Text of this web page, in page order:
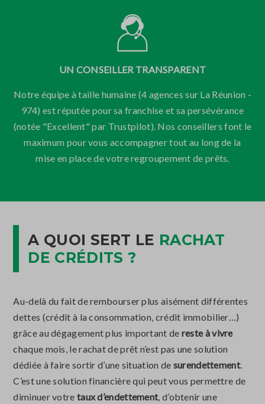
UN CONSEILLER TRANSPARENT
Notre équipe à taille humaine (4 agences sur La Réunion -
974) est réputée pour sa franchise et sa persévérance
(notée "Excellent" par Trustpilot). Nos conseillers font le
maximum pour vous accompagner tout au long de la
mise en place de votre regroupement de prêts.
A QUOI SERT LE RACHAT
DE CRÉDITS ?
Au-delà du fait de rembourser plus aisément différentes
dettes (crédit à la consommation, crédit immobilier…)
grâce au dégagement plus important de reste à vivre
chaque mois, le rachat de prêt n’est pas une solution
dédiée à faire sortir d’une situation de surendettement.
C’est une solution financière qui peut vous permettre de
diminuer votre taux d’endettement, d’obtenir une